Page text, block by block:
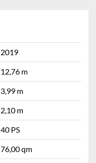
2019
12,76 m
3,99 m
2,10 m
40 PS
76,00 qm